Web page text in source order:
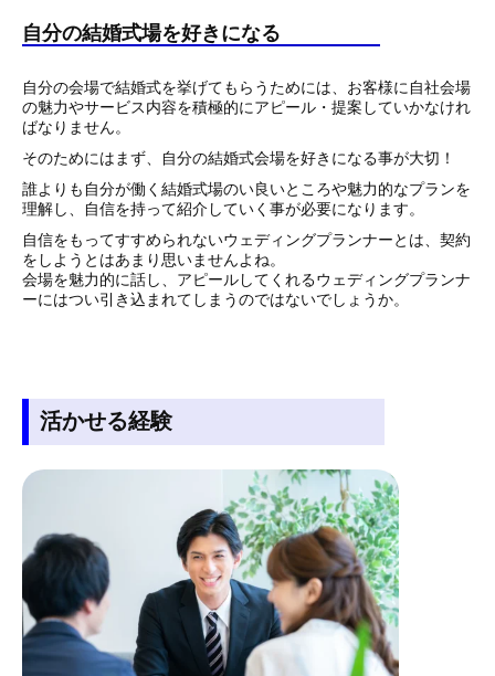
自分の結婚式場を好きになる
自分の会場で結婚式を挙げてもらうためには、お客様に自社会場
の魅力やサービス内容を積極的にアピール・提案していかなけれ
ばなりません。
そのためにはまず、自分の結婚式会場を好きになる事が大切！
誰よりも自分が働く結婚式場のい良いところや魅力的なプランを
理解し、自信を持って紹介していく事が必要になります。
自信をもってすすめられないウェディングプランナーとは、契約
をしようとはあまり思いませんよね。
会場を魅力的に話し、アピールしてくれるウェディングプランナ
ーにはつい引き込まれてしまうのではないでしょうか。
活かせる経験